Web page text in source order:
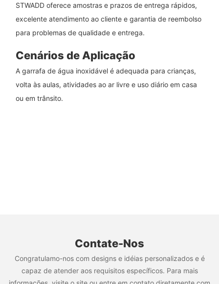
STWADD oferece amostras e prazos de entrega rápidos,
excelente atendimento ao cliente e garantia de reembolso
para problemas de qualidade e entrega.
Cenários de Aplicação
A garrafa de água inoxidável é adequada para crianças,
volta às aulas, atividades ao ar livre e uso diário em casa
ou em trânsito.
Contate-Nos
Congratulamo-nos com designs e idéias personalizados e é
capaz de atender aos requisitos específicos. Para mais